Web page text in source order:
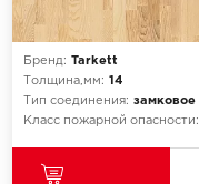
Бренд: Tarkett
Толщина,мм: 14
Тип соединения: замковое
Класс пожарной опасности: